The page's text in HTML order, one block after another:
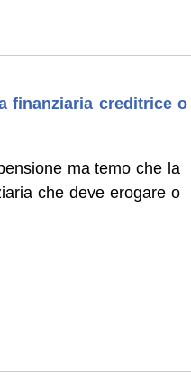
finanziaria creditrice o
ma temo che la
che deve erogare o